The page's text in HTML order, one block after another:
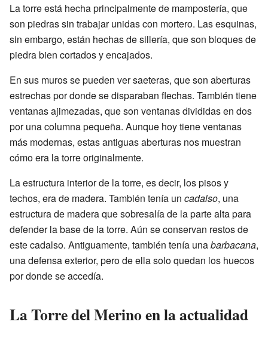
La torre está hecha principalmente de mampostería, que
son piedras sin trabajar unidas con mortero. Las esquinas,
sin embargo, están hechas de sillería, que son bloques de
piedra bien cortados y encajados.
En sus muros se pueden ver saeteras, que son aberturas
estrechas por donde se disparaban flechas. También tiene
ventanas ajimezadas, que son ventanas divididas en dos
por una columna pequeña. Aunque hoy tiene ventanas
más modernas, estas antiguas aberturas nos muestran
cómo era la torre originalmente.
La estructura interior de la torre, es decir, los pisos y
techos, era de madera. También tenía un cadalso, una
estructura de madera que sobresalía de la parte alta para
defender la base de la torre. Aún se conservan restos de
este cadalso. Antiguamente, también tenía unabarbacana,
una defensa exterior, pero de ella solo quedan los huecos
por donde se accedía.
La Torre del Merino en la actualidad